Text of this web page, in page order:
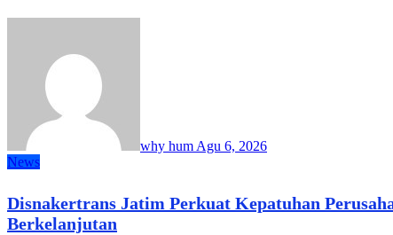
why hum Agu 6, 2026
News
Disnakertrans Jatim Perkuat Kepatuhan
Berkelanjutan